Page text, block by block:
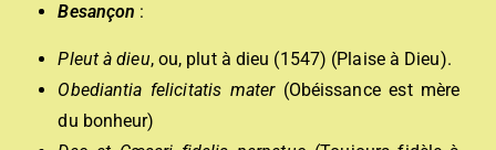
Besançon :
Pleut à dieu, ou, plut à dieu (1547) (Plaise à Dieu).
Obediantia felicitatis mater(Obéissance est mère
du bonheur)